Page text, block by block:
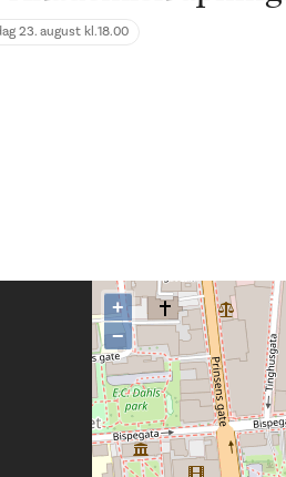
23. august kl.18.00
+
−